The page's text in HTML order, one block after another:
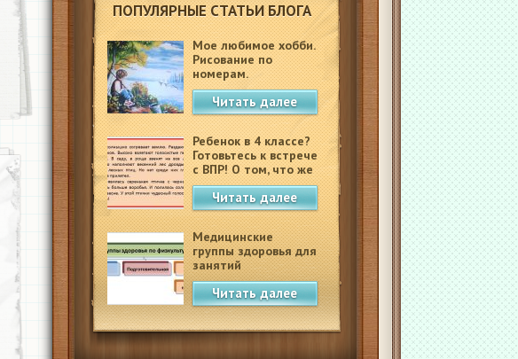
ПОПУЛЯРНЫЕ СТАТЬИ БЛОГА
Мое любимое хобби.
Рисование по
номерам.
Читать далее
Ребенок в 4 классе?
Готовьтесь к встрече
с ВПР! О том, что же
это такое.
Читать далее
Медицинские
группы здоровья для
занятий
физкультурой в
школеЧитать далее